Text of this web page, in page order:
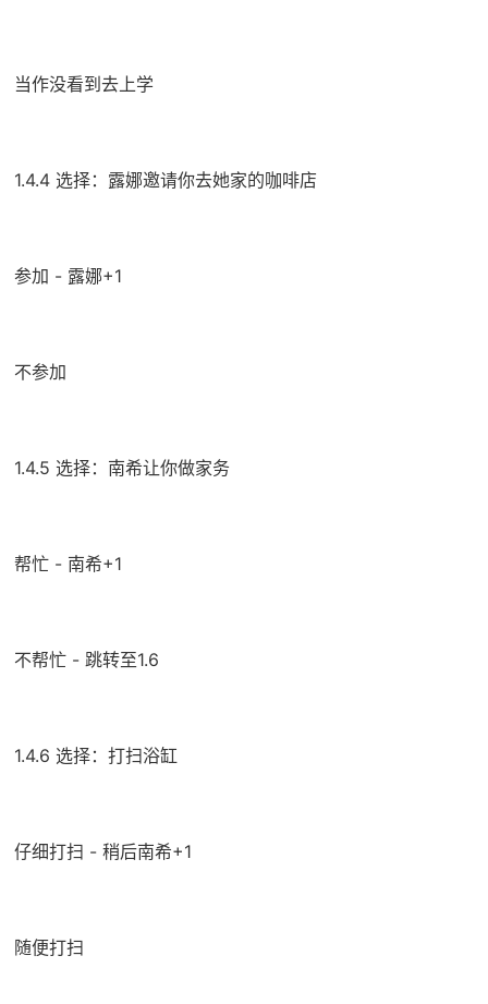
当作没看到去上学
1.4.4 选择：露娜邀请你去她家的咖啡店
参加 - 露娜+1
不参加
1.4.5 选择：南希让你做家务
帮忙 - 南希+1
不帮忙 - 跳转至1.6
1.4.6 选择：打扫浴缸
仔细打扫 - 稍后南希+1
随便打扫